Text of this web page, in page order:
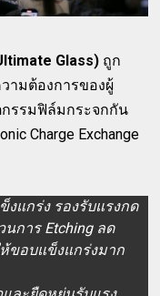
Glass) ถูก
ามต้องการของผู้
กรรมฟิล์มกระจกกัน
Charge Exchange
งแกร่ง รองรับแรงกด
นการ Etching ลด
ขอบแข็งแกร่งมาก